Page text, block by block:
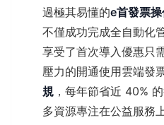
過極其易懂的e首發票
不僅成功完成全自動化
享受了首次導入優惠只
壓力的開通使用雲端發
規 ，每年節省近 40%
多資源專注在公益服務上